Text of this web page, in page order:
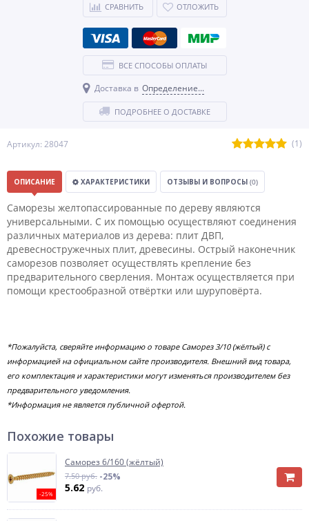
Артикул: 28047 (1)
СРАВНИТЬ ОТЛОЖИТЬ
ВСЕ СПОСОБЫ ОПЛАТЫ
Доставка в Определение...
ПОДРОБНЕЕ О ДОСТАВКЕ
ОПИСАНИЕ ХАРАКТЕРИСТИКИ ОТЗЫВЫ И ВОПРОСЫ (0)
Саморезы желтопассированные по дереву являются
универсальными. С их помощью осуществляют соединения
различных материалов из дерева: плит ДВП,
древесностружечных плит, древесины. Острый наконечник
саморезов позволяет осуществлять крепление без
предварительного сверления. Монтаж осуществляется при
помощи крестообразной отвёртки или шуруповёрта.
*Пожалуйста, сверяйте информацию о товаре Саморез 3/10 (жёлтый) с
информацией на официальном сайте производителя. Внешний вид товара,
его комплектация и характеристики могут изменяться производителем без
предварительного уведомления.
*Информация не является публичной офертой.
Похожие товары
-25%
Саморез 6/160 (жёлтый)
7.50 руб. -25%
5.62 руб.